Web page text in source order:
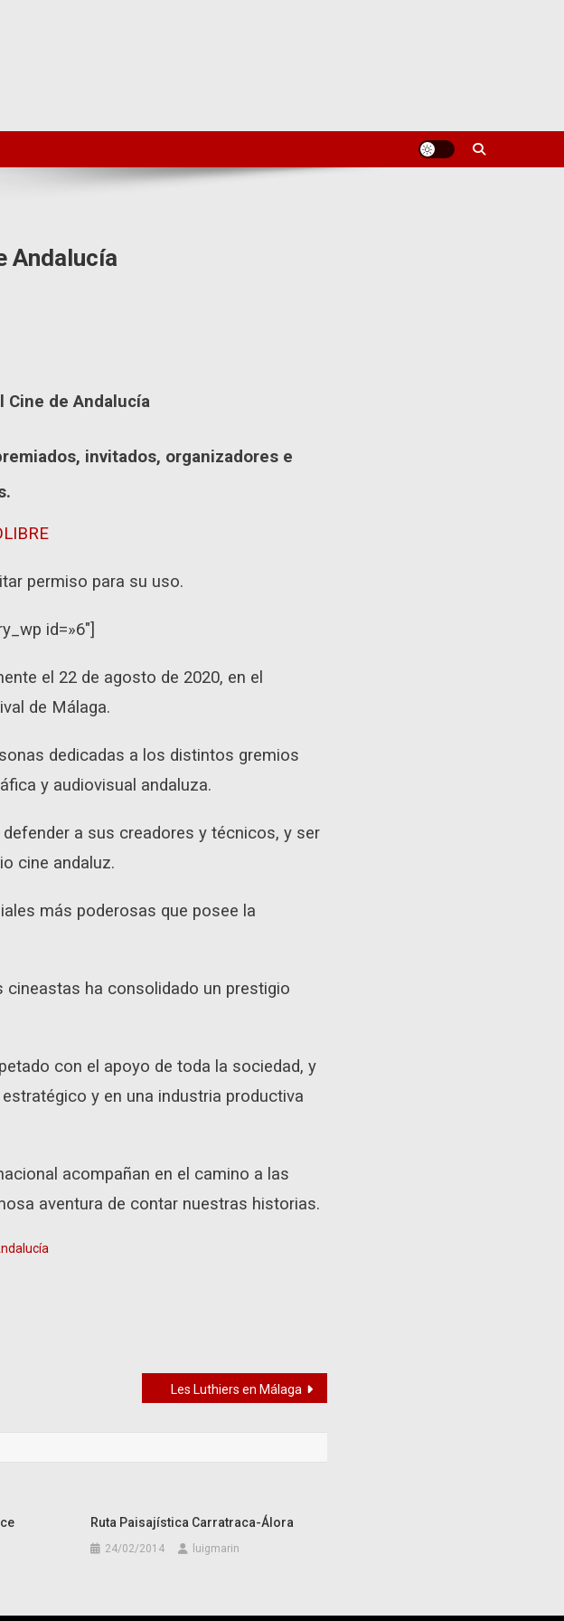
Andalucía
Cine de Andalucía
invitados, organizadores e
permiso para su uso.
id=»6″]
el 22 de agosto de 2020, en el
de Málaga.
dedicadas a los distintos gremios
y audiovisual andaluza.
a sus creadores y técnicos, y ser
cine andaluz.
más poderosas que posee la
cineastas ha consolidado un prestigio
con el apoyo de toda la sociedad, y
y en una industria productiva
acompañan en el camino a las
aventura de contar nuestras historias.
Les Luthiers en Málaga
Ruta Paisajística Carratraca-Álora
24/02/2014 luigmarin